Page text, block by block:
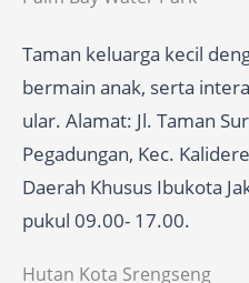
Taman keluarga kecil
bermain anak, serta
ular. Alamat: Jl. Taman
Pegadungan, Kec.
Daerah Khusus Ibukota
pukul 09.00- 17.00.
Hutan Kota Srengseng